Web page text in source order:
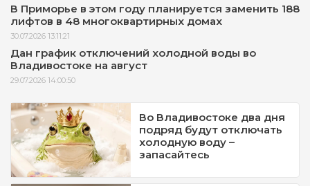
В Приморье в этом году планируется заменить 188
лифтов в 48 многоквартирных домах
30.07.2026 13:11:21
Дан график отключений холодной воды во
Владивостоке на август
29.07.2026 14:00:50
Во Владивостоке два дня
подряд будут отключать
холодную воду –
запасайтесь